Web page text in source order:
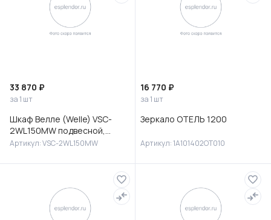
33 870 ₽
за 1 шт
Шкаф Велле (Welle) VSC-
2WL150MW подвесной,
1500*350*300, Белый
Артикул: VSC-2WL150MW
16 770 ₽
за 1 шт
Зеркало ОТЕЛЬ 1200
Артикул: 1A101402OT010